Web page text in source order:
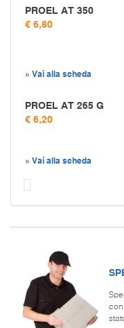
PROEL AT 350
€ 6,80
» Vai alla scheda
PROEL AT 265 G
€ 6,20
» Vai alla scheda
con